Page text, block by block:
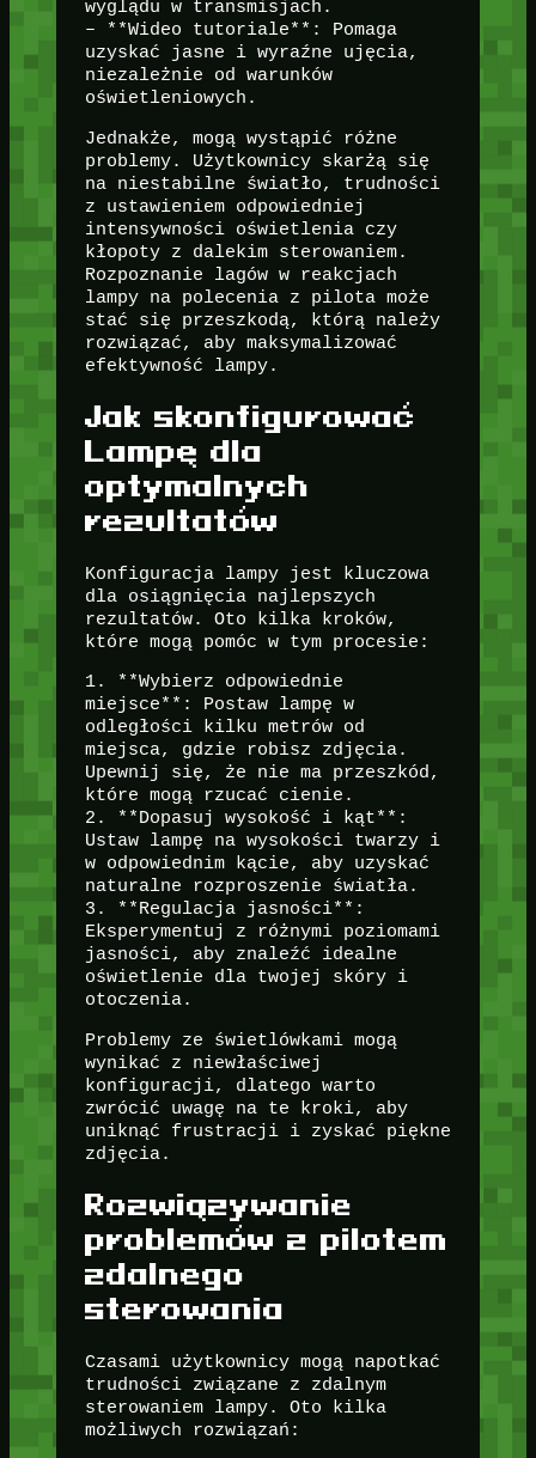
wyglądu w transmisjach.
– **Wideo tutoriale**: Pomaga
uzyskać jasne i wyraźne ujęcia,
niezależnie od warunków
oświetleniowych.
Jednakże, mogą wystąpić różne
problemy. Użytkownicy skarżą się
na niestabilne światło, trudności
z ustawieniem odpowiedniej
intensywności oświetlenia czy
kłopoty z dalekim sterowaniem.
Rozpoznanie lagów w reakcjach
lampy na polecenia z pilota może
stać się przeszkodą, którą należy
rozwiązać, aby maksymalizować
efektywność lampy.
Jak skonfigurować
Lampę dla
optymalnych
rezultatów
Konfiguracja lampy jest kluczowa
dla osiągnięcia najlepszych
rezultatów. Oto kilka kroków,
które mogą pomóc w tym procesie:
1. **Wybierz odpowiednie
miejsce**: Postaw lampę w
odległości kilku metrów od
miejsca, gdzie robisz zdjęcia.
Upewnij się, że nie ma przeszkód,
które mogą rzucać cienie.
2. **Dopasuj wysokość i kąt**:
Ustaw lampę na wysokości twarzy i
w odpowiednim kącie, aby uzyskać
naturalne rozproszenie światła.
3. **Regulacja jasności**:
Eksperymentuj z różnymi poziomami
jasności, aby znaleźć idealne
oświetlenie dla twojej skóry i
otoczenia.
Problemy ze świetlówkami mogą
wynikać z niewłaściwej
konfiguracji, dlatego warto
zwrócić uwagę na te kroki, aby
uniknąć frustracji i zyskać piękne
zdjęcia.
Rozwiązywanie
problemów z pilotem
zdalnego
sterowania
Czasami użytkownicy mogą napotkać
trudności związane z zdalnym
sterowaniem lampy. Oto kilka
możliwych rozwiązań: